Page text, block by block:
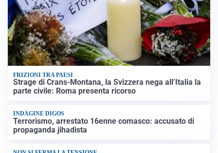
FRIZIONI TRA PAESI
Strage di Crans-Montana, la Svizzera nega all’Italia la
parte civile: Roma presenta ricorso
INDAGINE DIGOS
Terrorismo, arrestato 16enne comasco: accusato di
propaganda jihadista